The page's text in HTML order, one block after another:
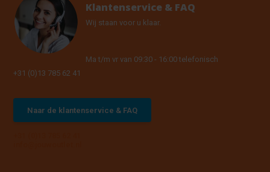
Klantenservice & FAQ
Wij staan voor u klaar.
Ma t/m vr van 09:30 - 16:00 telefonisch
+31 (0)13 785 62 41
Naar de klantenservice & FAQ